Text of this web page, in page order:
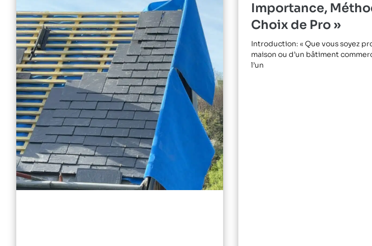
Importance,
Choix de Pro »
Introduction: « Que vous soyez
maison ou d’un bâtiment
l’un